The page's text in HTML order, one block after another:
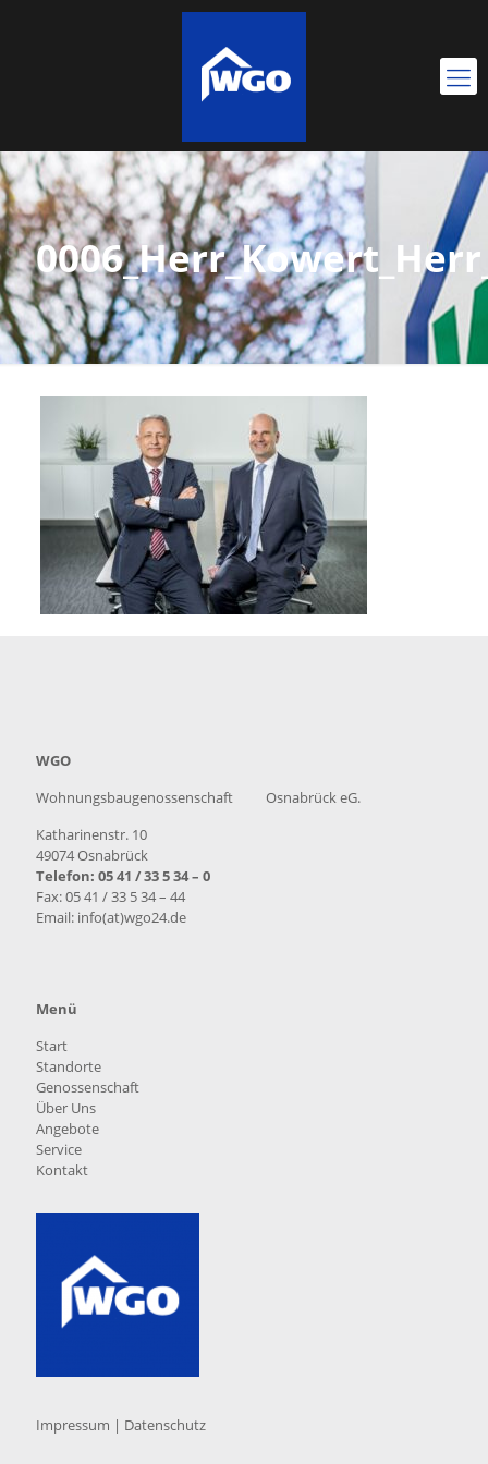
WGO
Wohnungsbaugenossenschaft Osnabrück eG.
Katharinenstr. 10
49074 Osnabrück
Telefon: 05 41 / 33 5 34 – 0
Fax: 05 41 / 33 5 34 – 44
Email: info(at)wgo24.de
Menü
Start
Standorte
Genossenschaft
Über Uns
Angebote
Service
Kontakt
Impressum | Datenschutz